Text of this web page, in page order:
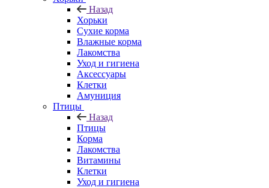
Назад
Хорьки
Сухие корма
Влажные корма
Лакомства
Уход и гигиена
Аксессуары
Клетки
Амуниция
Птицы
Назад
Птицы
Корма
Лакомства
Витамины
Клетки
Уход и гигиена